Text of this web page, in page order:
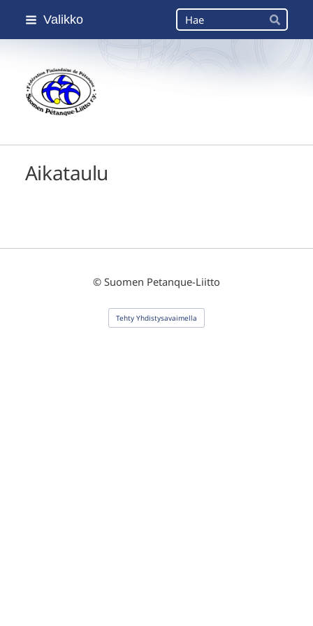
Siirry
Valikko Haku
Hae
Suomen Petanque-Liitto
Aikataulu
© Suomen Petanque-Liitto
Tehty Yhdistysavaimella